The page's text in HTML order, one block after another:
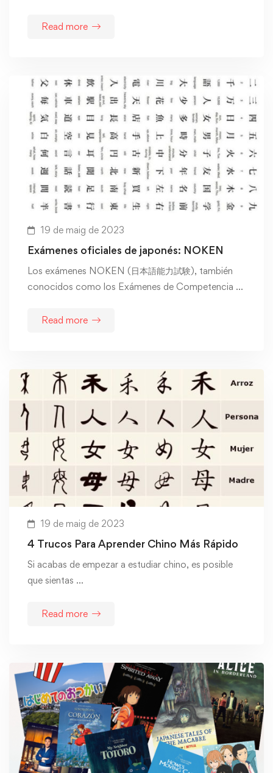
Read more
19 de maig de 2023
Exámenes oficiales de japonés: NOKEN
Los exámenes NOKEN (日本語能力試験), también
conocidos como los Exámenes de Competencia …
Read more
19 de maig de 2023
4 Trucos Para Aprender Chino Más Rápido
Si acabas de empezar a estudiar chino, es posible
que sientas …
Read more